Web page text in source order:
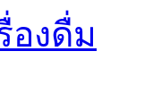
องดื่ม